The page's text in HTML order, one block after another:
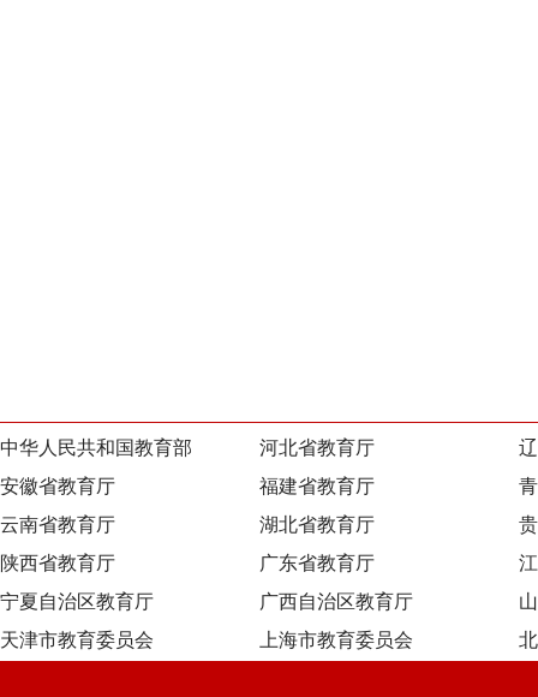
中华人民共和国教育部 河北省教育厅
安徽省教育厅
福建省教育厅
云南省教育厅
湖北省教育厅
陕西省教育厅
广东省教育厅
宁夏自治区教育厅
广西自治区教育厅
天津市教育委员会
上海市教育委员会